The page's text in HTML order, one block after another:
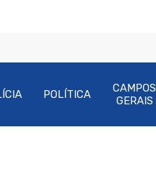
POLÍTICA
CAMPOS
GERAIS